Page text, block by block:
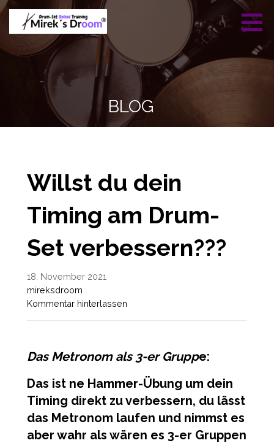
Zum
Inhalt
springen
Mireks Droom -
Drumset Online
Training
Professionelles Drumset
Training
BLOG
Willst du dein
Timing am Drum-
Set verbessern???
18. November 2021
mireksdroom
Kommentar hinterlassen
Das Metronom als 3-er Gruppe:
Das ist ne Hammer-Übung um dein
Timing direkt zu verbessern, du lässt
das Metronom laufen und nimmst es
aber wahr als wären es 3-er Gruppen